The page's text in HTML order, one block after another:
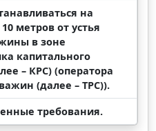
на
метров от устья
в зоне
капитального
– КРС) (оператора
(далее – ТРС)).
требования.